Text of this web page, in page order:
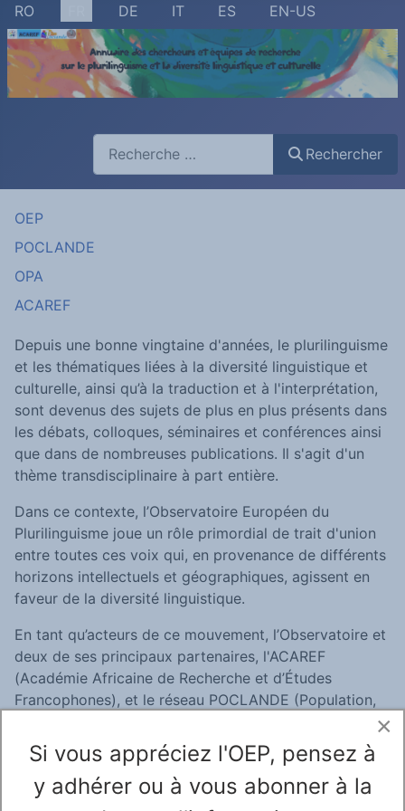
Sélectionnez votre langue
RO DE IT ES EN-US
Rechercher
OEP
POCLANDE
OPA
ACAREF
Depuis une bonne vingtaine d'années, le plurilinguisme
et les thématiques liées à la diversité linguistique et
culturelle, ainsi qu’à la traduction et à l'interprétation,
sont devenus des sujets de plus en plus présents dans
les débats, colloques, séminaires et conférences ainsi
que dans de nombreuses publications. Il s'agit d'un
thème transdisciplinaire à part entière.
Dans ce contexte, l’Observatoire Européen du
Plurilinguisme joue un rôle primordial de trait d'union
entre toutes ces voix qui, en provenance de différents
horizons intellectuels et géographiques, agissent en
faveur de la diversité linguistique.
En tant qu’acteurs de ce mouvement, l’Observatoire et
deux de ses principaux partenaires, l'ACAREF
(Académie Africaine de Recherche et d’Études
Francophones), et le réseau POCLANDE (Population,
Cultures, Langues et Développement) ont entrepris de
mettre en place un annuaire des chercheurs et équipes
de recherche sur le plurilinguisme et la diversité
linguistique et culturelle. Dès sa création,
×
Si vous appréciez l'OEP, pensez à
y adhérer ou à vous abonner à la